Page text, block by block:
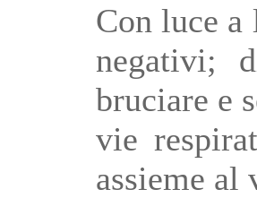
Con luce a
negativi;
bruciare e
vie
assieme al